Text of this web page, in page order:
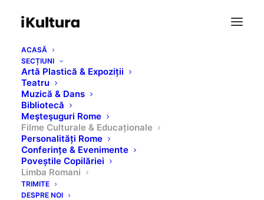
ACASĂ
SECȚIUNI
Artă Plastică & Expoziții
Teatru
Muzică & Dans
Bibliotecă
Meşteşuguri Rome
Filme Culturale & Educaționale
Personalități Rome
Conferințe & Evenimente
Poveștile Copilăriei
Limba Romani
TRIMITE
DESPRE NOI
Ghid „Jeanes
Romanes?” - Lectia 21
„La sfarsit de
saptamana”